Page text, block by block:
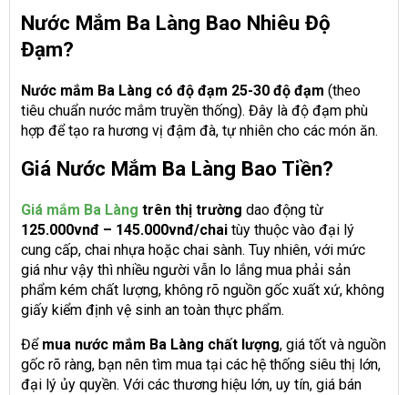
Nước Mắm Ba Làng Bao Nhiêu Độ
Đạm?
Nước mắm Ba Làng có độ đạm 25-30 độ đạm (theo
tiêu chuẩn nước mắm truyền thống). Đây là độ đạm phù
hợp để tạo ra hương vị đậm đà, tự nhiên cho các món ăn.
Giá Nước Mắm Ba Làng Bao Tiền?
Giá mắm Ba Làng trên thị trường dao động từ
125.000vnđ – 145.000vnđ/chai tùy thuộc vào đại lý
cung cấp, chai nhựa hoặc chai sành. Tuy nhiên, với mức
giá như vậy thì nhiều người vẫn lo lắng mua phải sản
phẩm kém chất lượng, không rõ nguồn gốc xuất xứ, không
giấy kiểm định vệ sinh an toàn thực phẩm.
Đểmua nước mắm Ba Làng chất lượng, giá tốt và nguồn
gốc rõ ràng, bạn nên tìm mua tại các hệ thống siêu thị lớn,
đại lý ủy quyền. Với các thương hiệu lớn, uy tín, giá bán